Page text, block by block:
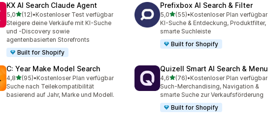
KX AI Search Claude Agent
5,0von 5 Sternen
(12)
12 Rezensionen insgesamt
•Kostenloser Test verfügbar
Steigere deine Verkäufe mit KI-Suche
und -Discovery sowie
agentenbasierten Storefronts
Built for Shopify
Prefixbox AI Search & Filter
5,0von 5 Sternen
(55)
55 Rezensionen insgesamt
•Kostenloser Plan verfügbar
KI-Suche & Entdeckung, Produktfilter,
smarte Suchleiste
Built for Shopify
C: Year Make Model Search
4,8von 5 Sternen
(95)
95 Rezensionen insgesamt
•Kostenloser Plan verfügbar
Suche nach Teilekompatibilität
basierend auf Jahr, Marke und Modell.
Quizell Smart AI Search & Menu
4,6von 5 Sternen
(76)
76 Rezensionen insgesamt
•Kostenloser Plan verfügbar
Such-Merchandising, Navigation &
smarte Suche zur Verkaufsförderung
Built for Shopify